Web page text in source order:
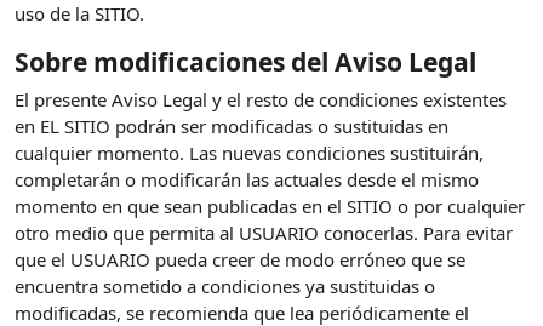
uso de la SITIO.
Sobre modificaciones del Aviso Legal
El presente Aviso Legal y el resto de condiciones existentes
en EL SITIO podrán ser modificadas o sustituidas en
cualquier momento. Las nuevas condiciones sustituirán,
completarán o modificarán las actuales desde el mismo
momento en que sean publicadas en el SITIO o por cualquier
otro medio que permita al USUARIO conocerlas. Para evitar
que el USUARIO pueda creer de modo erróneo que se
encuentra sometido a condiciones ya sustituidas o
modificadas, se recomienda que lea periódicamente el